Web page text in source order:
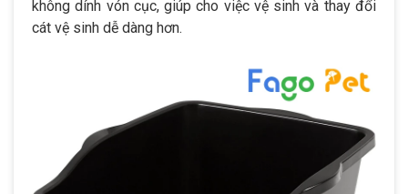
không dính vón cục, giúp cho việc vệ sinh và thay đổi
cát vệ sinh dễ dàng hơn.